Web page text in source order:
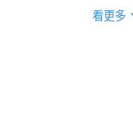
看更多